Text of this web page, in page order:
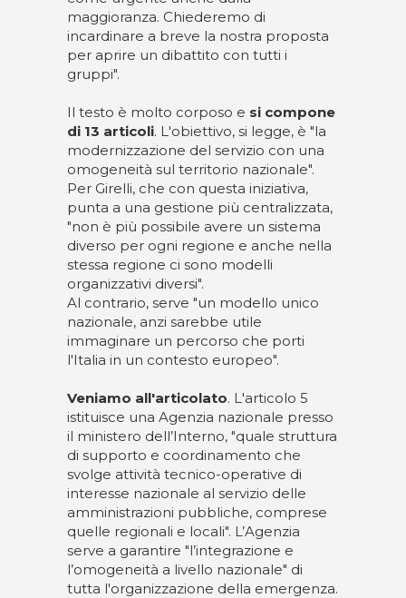
maggioranza. Chiederemo di
incardinare a breve la nostra proposta
per aprire un dibattito con tutti i
gruppi".
Il testo è molto corposo e si compone
di 13 articoli. L'obiettivo, si legge, è "la
modernizzazione del servizio con una
omogeneità sul territorio nazionale".
Per Girelli, che con questa iniziativa,
punta a una gestione più centralizzata,
"non è più possibile avere un sistema
diverso per ogni regione e anche nella
stessa regione ci sono modelli
organizzativi diversi".
Al contrario, serve "un modello unico
nazionale, anzi sarebbe utile
immaginare un percorso che porti
l'Italia in un contesto europeo".
Veniamo all'articolato. L'articolo 5
istituisce una Agenzia nazionale presso
il ministero dell’Interno, "quale struttura
di supporto e coordinamento che
svolge attività tecnico-operative di
interesse nazionale al servizio delle
amministrazioni pubbliche, comprese
quelle regionali e locali". L’Agenzia
serve a garantire "l’integrazione e
l’omogeneità a livello nazionale" di
tutta l'organizzazione della emergenza.